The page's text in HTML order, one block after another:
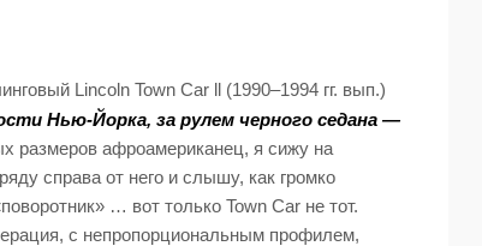
Lincoln Town Car ll (1990–1994 гг. вып.)
Нью-Йорка, за рулем черного седана —
размеров афроамериканец, я сижу на
справа от него и слышу, как громко
… вот только Town Car не тот.
с непропорциональным профилем,